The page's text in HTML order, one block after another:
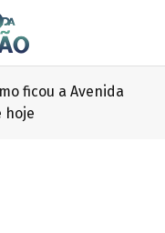
ficou a Avenida
hoje